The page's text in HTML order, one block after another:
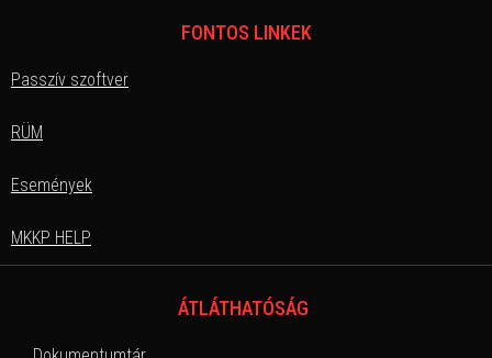
FONTOS LINKEK
Passzív szoftver
RÜM
Események
MKKP HELP
ÁTLÁTHATÓSÁG